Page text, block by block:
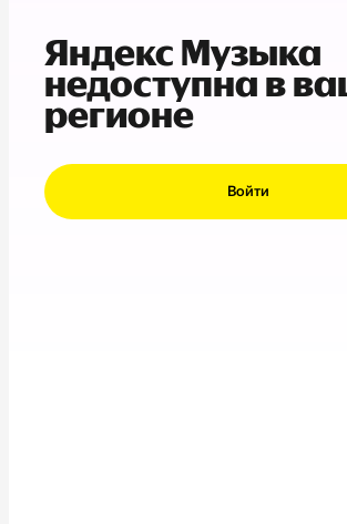
Яндекс Музыка
недоступна в
регионе
Войти